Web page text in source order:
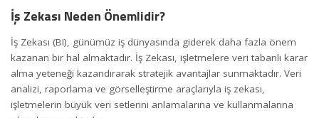
İş Zekası Neden Önemlidir?
İş Zekası (BI), günümüz iş dünyasında giderek daha fazla önem
kazanan bir hal almaktadır. İş Zekası, işletmelere veri tabanlı karar
alma yeteneği kazandırarak stratejik avantajlar sunmaktadır. Veri
analizi, raporlama ve görselleştirme araçlarıyla iş zekası,
işletmelerin büyük veri setlerini anlamalarına ve kullanmalarına